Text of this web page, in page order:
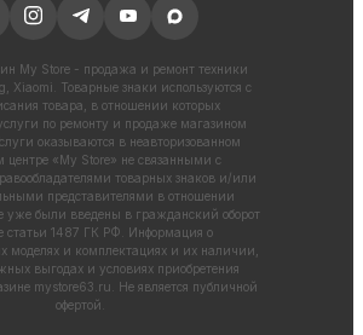
My Store - продажа и ремонт техники
Xiaomi. Товарные знаки используются с
товара, в отношении которых
по ремонту и продаже магазином
оказываются в неавторизованном
центре «My Store» не связанными с
товарных знаков и/или
представителями в отношении
уже были введены в гражданский оборот
статьи 1487 ГК РФ. Информация о
моделях и комплектациях и их наличии,
выгодах и условиях приобретения
mystore63.ru . Не является публичной
офертой.